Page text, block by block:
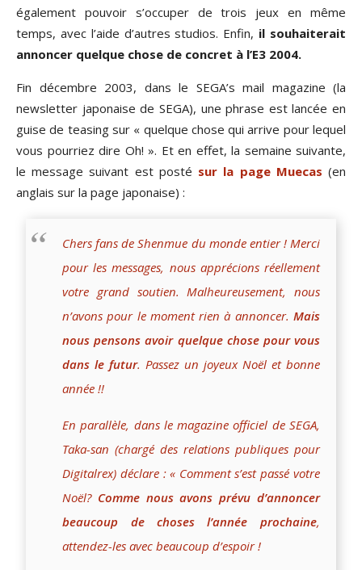
également pouvoir s’occuper de trois jeux en même
temps, avec l’aide d’autres studios. Enfin, il souhaiterait
annoncer quelque chose de concret à l’E3 2004.
Fin décembre 2003, dans le SEGA’s mail magazine (la
newsletter japonaise de SEGA), une phrase est lancée en
guise de teasing sur « quelque chose qui arrive pour lequel
vous pourriez dire Oh! ». Et en effet, la semaine suivante,
le message suivant est posté sur la page Muecas (en
anglais sur la page japonaise) :
Chers fans de Shenmue du monde entier ! Merci
pour les messages, nous apprécions réellement
votre grand soutien. Malheureusement, nous
n’avons pour le moment rien à annoncer. Mais
nous pensons avoir quelque chose pour vous
dans le futur. Passez un joyeux Noël et bonne
année !!
En parallèle, dans le magazine officiel de SEGA,
Taka-san (chargé des relations publiques pour
Digitalrex) déclare : « Comment s’est passé votre
Noël? Comme nous avons prévu d’annoncer
beaucoup de choses l’année prochaine,
attendez-les avec beaucoup d’espoir !